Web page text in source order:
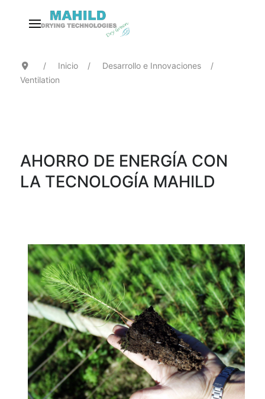
Inicio
Desarrollo e Innovaciones
Ventilation
AHORRO DE ENERGÍA CON
LA TECNOLOGÍA MAHILD